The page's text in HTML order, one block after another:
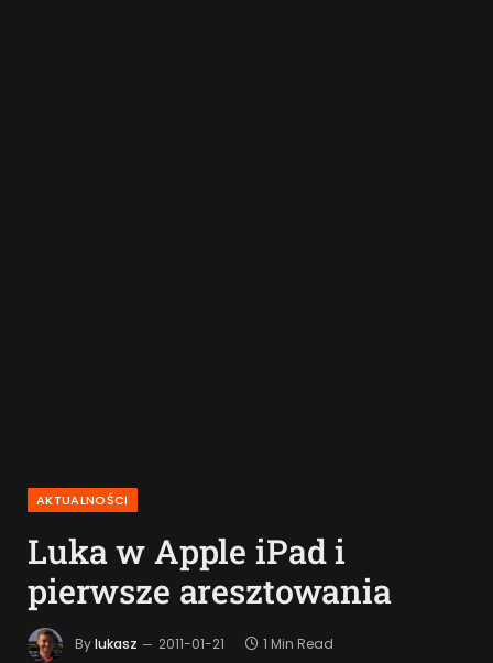
AKTUALNOŚCI
Luka w Apple iPad i
pierwsze aresztowania
Bylukasz 2011-01-21 1 Min Read